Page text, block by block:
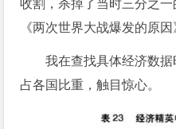
收割，杀掉了当时三分之
《两次世界大战爆发的原因
我在查找具体经济数
占各国比重，触目惊心。